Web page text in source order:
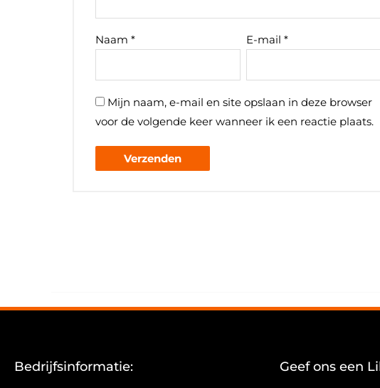
Naam * E-mail*
Mijn naam, e-mail en site opslaan in deze browser
voor de volgende keer wanneer ik een reactie plaats.
Bedrijfsinformatie: Geef ons een